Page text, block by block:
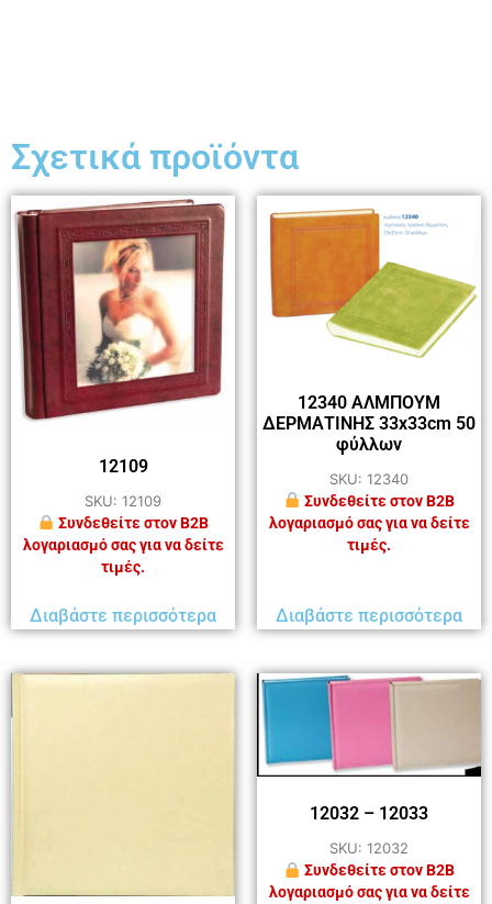
Σχετικά προϊόντα
12109
SKU: 12109
Συνδεθείτε στον B2B
λογαριασμό σας για να δείτε
τιμές.
Διαβάστε περισσότερα
12340 ΑΛΜΠΟΥΜ
ΔΕΡΜΑΤΙΝΗΣ 33x33cm 50
φύλλων
SKU: 12340
Συνδεθείτε στον B2B
λογαριασμό σας για να δείτε
τιμές.
Διαβάστε περισσότερα
12032 – 12033
SKU: 12032
Συνδεθείτε στον B2B
λογαριασμό σας για να δείτε